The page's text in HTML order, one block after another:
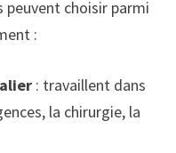
choisir parmi
:
: travaillent dans
la chirurgie, la